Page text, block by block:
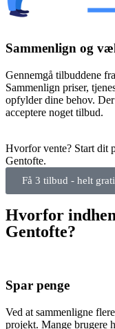
Sammenlign og
Gennemgå tilbuddene
Sammenlign priser,
opfylder dine behov.
acceptere noget tilbud.
Hvorfor vente? Start dit
Gentofte.
Få 3 tilbud - helt
Hvorfor
Gentofte?
Spar penge
Ved at sammenligne
projekt. Mange brugere